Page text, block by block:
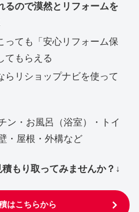
るので漠然とリフォームを
っても「安心リフォーム保
てもらえる
らリショップナビを使って
ン・お風呂（浴室）・トイ
・屋根・外構など
もり取ってみませんか？↓
はこちらから